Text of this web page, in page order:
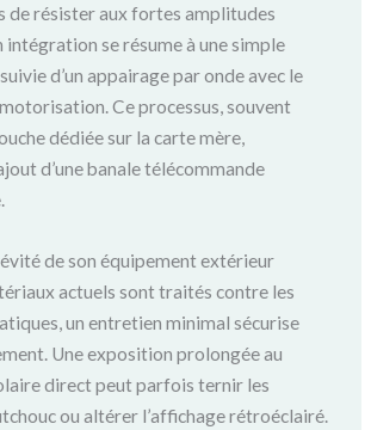
de résister aux fortes amplitudes
intégration se résume à une simple
d’un appairage par onde avec le
Ce processus, souvent
dédiée sur la carte mère,
d’une banale télécommande
de son équipement extérieur
actuels sont traités contre les
un entretien minimal sécurise
Une exposition prolongée au
direct peut parfois ternir les
ou altérer l’affichage rétroéclairé.